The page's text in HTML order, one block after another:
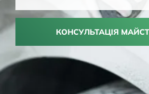
КОНСУЛЬТАЦІЯ